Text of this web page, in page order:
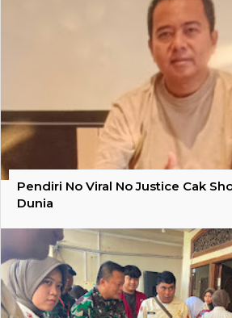
Pendiri No Viral No Justice Cak
Dunia